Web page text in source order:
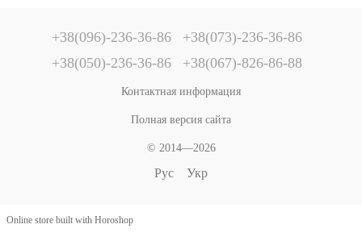
+38(096)-236-36-86
+38(073)-236-36-86
+38(050)-236-36-86
+38(067)-826-86-88
Контактная информация
Полная версия сайта
© 2014—2026
Рус Укр
Online store built with Horoshop